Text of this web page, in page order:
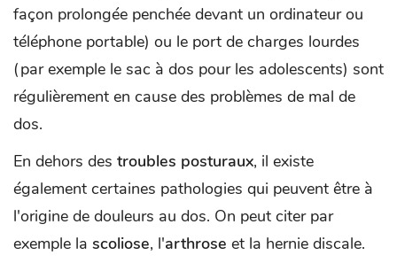
façon prolongée penchée devant un ordinateur ou
téléphone portable) ou le port de charges lourdes
(par exemple le sac à dos pour les adolescents) sont
régulièrement en cause des problèmes de mal de
dos.
En dehors des troubles posturaux, il existe
également certaines pathologies qui peuvent être à
l'origine de douleurs au dos. On peut citer par
exemple la scoliose, l'arthrose et la hernie discale.